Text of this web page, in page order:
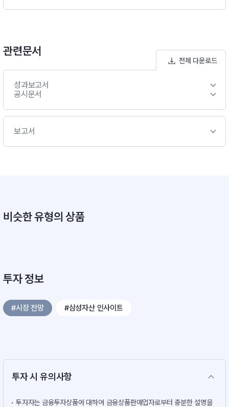
관련문서
전체 다운로드
성과보고서
공시문서
보고서
비슷한 유형의 상품
투자 정보
#시장 전망 #삼성자산 인사이트
투자 시 유의사항
투자자는 금융투자상품에 대하여 금융상품판매업자로부터 충분한 설명을